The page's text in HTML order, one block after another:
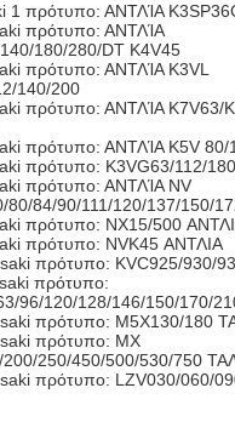
1 πρότυπο: ΑΝΤΛΊΑ
πρότυπο: ΑΝΤΛΊΑ
180/280/DT K4V45
πρότυπο: ΑΝΤΛΊΑ K3VL
140/200
πρότυπο: ΑΝΤΛΊΑ K7V63/
πρότυπο: ΑΝΤΛΊΑ K5V
πρότυπο: K3VG63/112/
πρότυπο: ΑΝΤΛΊΑ NV
80/84/90/111/120/137/150/
πρότυπο: NX15/500
πρότυπο: NVK45 ΑΝΤΛΙΑ
πρότυπο: KVC925/930/
πρότυπο:
96/120/128/146/150/170/
πρότυπο: M5X130/180
πρότυπο: MX
200/250/450/500/530/750
πρότυπο: LZV030/060/